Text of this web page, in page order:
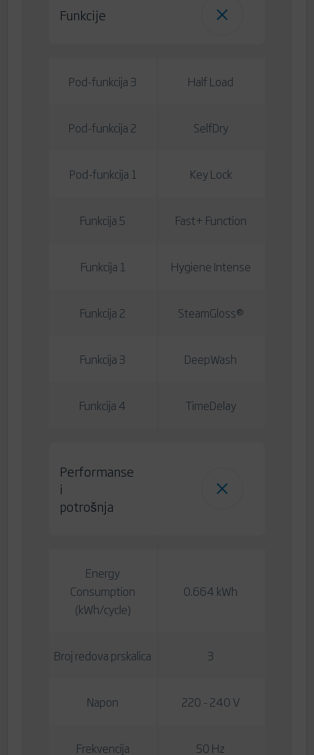
Funkcije
Pod-funkcija 3 Half Load
Pod-funkcija 2 SelfDry
Pod-funkcija 1 Key Lock
Funkcija 5 Fast+ Function
Funkcija 1 Hygiene Intense
Funkcija 2 SteamGloss®
Funkcija 3 DeepWash
Funkcija 4 TimeDelay
Performanse
i
potrošnja
Energy
Consumption
(kWh/cycle)
0.664 kWh
Broj redova prskalica 3
Napon 220 - 240 V
Frekvencija 50 Hz